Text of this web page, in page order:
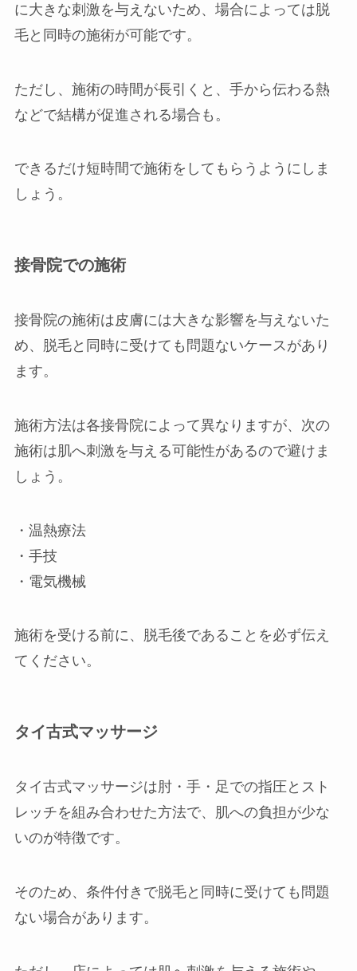
に大きな刺激を与えないため、場合によっては脱
毛と同時の施術が可能です。
ただし、施術の時間が長引くと、手から伝わる熱
などで結構が促進される場合も。
できるだけ短時間で施術をしてもらうようにしま
しょう。
接骨院での施術
接骨院の施術は皮膚には大きな影響を与えないた
め、脱毛と同時に受けても問題ないケースがあり
ます。
施術方法は各接骨院によって異なりますが、次の
施術は肌へ刺激を与える可能性があるので避けま
しょう。
・温熱療法
・手技
・電気機械
施術を受ける前に、脱毛後であることを必ず伝え
てください。
タイ古式マッサージ
タイ古式マッサージは肘・手・足での指圧とスト
レッチを組み合わせた方法で、肌への負担が少な
いのが特徴です。
そのため、条件付きで脱毛と同時に受けても問題
ない場合があります。